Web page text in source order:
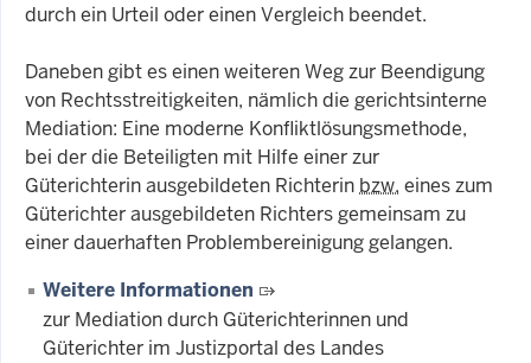
durch ein Urteil oder einen Vergleich beendet.
Daneben gibt es einen weiteren Weg zur Beendigung
von Rechtsstreitigkeiten, nämlich die gerichtsinterne
Mediation: Eine moderne Konfliktlösungsmethode,
bei der die Beteiligten mit Hilfe einer zur
Güterichterin ausgebildeten Richterin bzw. eines zum
Güterichter ausgebildeten Richters gemeinsam zu
einer dauerhaften Problembereinigung gelangen.
Weitere Informationen
zur Mediation durch Güterichterinnen und
Güterichter im Justizportal des Landes